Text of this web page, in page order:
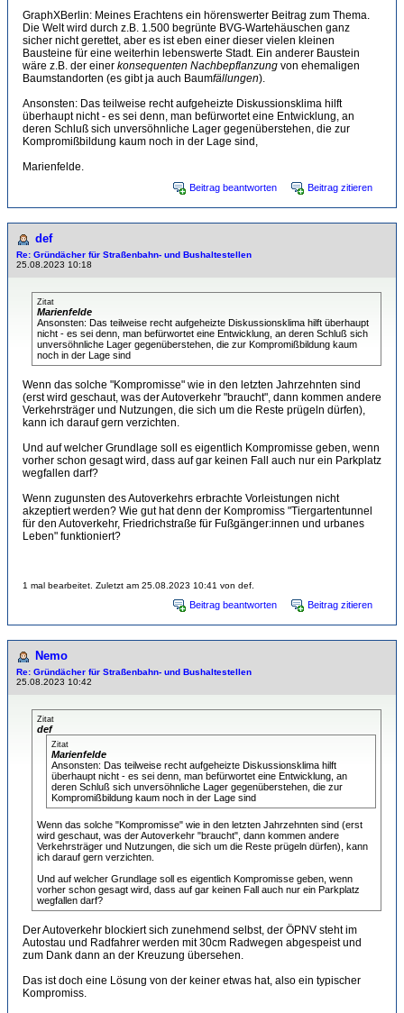
GraphXBerlin: Meines Erachtens ein hörenswerter Beitrag zum Thema.
Die Welt wird durch z.B. 1.500 begrünte BVG-Wartehäuschen ganz
sicher nicht gerettet, aber es ist eben einer dieser vielen kleinen
Bausteine für eine weiterhin lebenswerte Stadt. Ein anderer Baustein
wäre z.B. der einer konsequenten Nachbepflanzung von ehemaligen
Baumstandorten (es gibt ja auch Baumfällungen).
Ansonsten: Das teilweise recht aufgeheizte Diskussionsklima hilft
überhaupt nicht - es sei denn, man befürwortet eine Entwicklung, an
deren Schluß sich unversöhnliche Lager gegenüberstehen, die zur
Kompromißbildung kaum noch in der Lage sind,
Marienfelde.
Beitrag beantworten Beitrag zitieren
def
Re: Gründächer für Straßenbahn- und Bushaltestellen
25.08.2023 10:18
Zitat
Marienfelde
Ansonsten: Das teilweise recht aufgeheizte Diskussionsklima hilft überhaupt
nicht - es sei denn, man befürwortet eine Entwicklung, an deren Schluß sich
unversöhnliche Lager gegenüberstehen, die zur Kompromißbildung kaum
noch in der Lage sind
Wenn das solche "Kompromisse" wie in den letzten Jahrzehnten sind
(erst wird geschaut, was der Autoverkehr "braucht", dann kommen andere
Verkehrsträger und Nutzungen, die sich um die Reste prügeln dürfen),
kann ich darauf gern verzichten.
Und auf welcher Grundlage soll es eigentlich Kompromisse geben, wenn
vorher schon gesagt wird, dass auf gar keinen Fall auch nur ein Parkplatz
wegfallen darf?
Wenn zugunsten des Autoverkehrs erbrachte Vorleistungen nicht
akzeptiert werden? Wie gut hat denn der Kompromiss "Tiergartentunnel
für den Autoverkehr, Friedrichstraße für Fußgänger:innen und urbanes
Leben" funktioniert?
1 mal bearbeitet. Zuletzt am 25.08.2023 10:41 von def.
Beitrag beantworten Beitrag zitieren
Nemo
Re: Gründächer für Straßenbahn- und Bushaltestellen
25.08.2023 10:42
Zitat
def
Zitat
Marienfelde
Ansonsten: Das teilweise recht aufgeheizte Diskussionsklima hilft
überhaupt nicht - es sei denn, man befürwortet eine Entwicklung, an
deren Schluß sich unversöhnliche Lager gegenüberstehen, die zur
Kompromißbildung kaum noch in der Lage sind
Wenn das solche "Kompromisse" wie in den letzten Jahrzehnten sind (erst
wird geschaut, was der Autoverkehr "braucht", dann kommen andere
Verkehrsträger und Nutzungen, die sich um die Reste prügeln dürfen), kann
ich darauf gern verzichten.
Und auf welcher Grundlage soll es eigentlich Kompromisse geben, wenn
vorher schon gesagt wird, dass auf gar keinen Fall auch nur ein Parkplatz
wegfallen darf?
Der Autoverkehr blockiert sich zunehmend selbst, der ÖPNV steht im
Autostau und Radfahrer werden mit 30cm Radwegen abgespeist und
zum Dank dann an der Kreuzung übersehen.
Das ist doch eine Lösung von der keiner etwas hat, also ein typischer
Kompromiss.